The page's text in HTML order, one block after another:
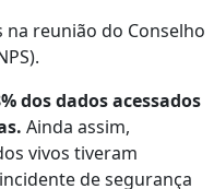
reunião do Conselho
dos dados acessados
Ainda assim,
vivos tiveram
de segurança